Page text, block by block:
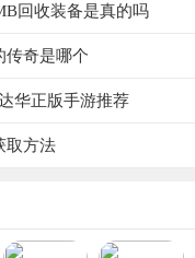
回收装备是真的吗
传奇是哪个
华正版手游推荐
取方法